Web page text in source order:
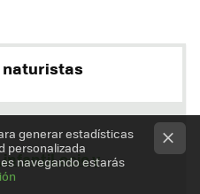
naturistas
y
generar estadísticas
personalizada
navegando estarás